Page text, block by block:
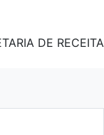
DE RECEITA